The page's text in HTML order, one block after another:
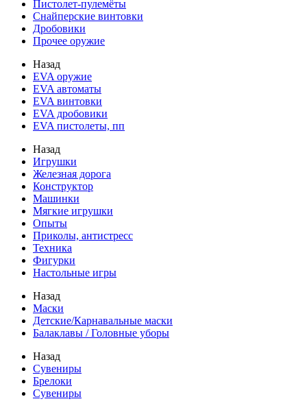
Пистолет-пулемёты
Снайперские винтовки
Дробовики
Прочее оружие
Назад
EVA оружие
EVA автоматы
EVA винтовки
EVA дробовики
EVA пистолеты, пп
Назад
Игрушки
Железная дорога
Конструктор
Машинки
Мягкие игрушки
Опыты
Приколы, антистресс
Техника
Фигурки
Настольные игры
Назад
Маски
Детские/Карнавальные маски
Балаклавы / Головные уборы
Назад
Сувениры
Брелоки
Сувениры